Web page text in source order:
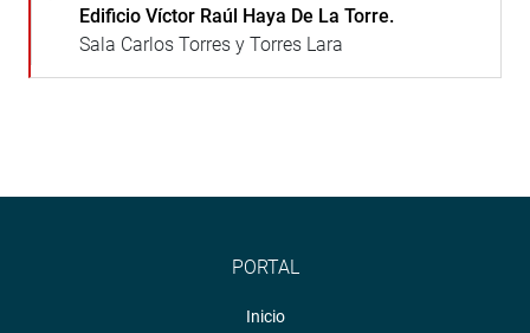
Edificio Víctor Raúl Haya De La Torre.
Sala Carlos Torres y Torres Lara
PORTAL
Inicio